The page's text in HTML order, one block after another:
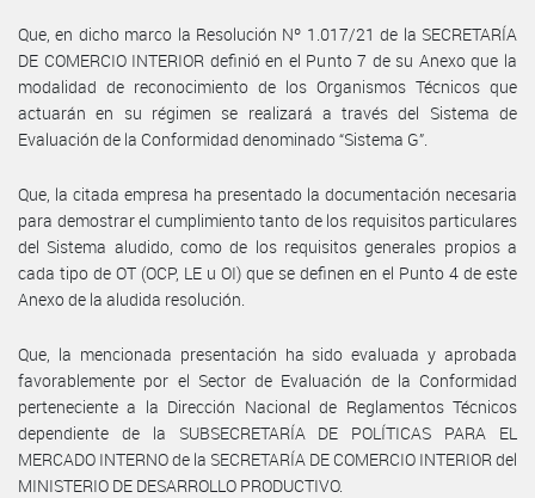
Que, en dicho marco la Resolución Nº 1.017/21 de la SECRETARÍA
DE COMERCIO INTERIOR definió en el Punto 7 de su Anexo que la
modalidad de reconocimiento de los Organismos Técnicos que
actuarán en su régimen se realizará a través del Sistema de
Evaluación de la Conformidad denominado “Sistema G”.
Que, la citada empresa ha presentado la documentación necesaria
para demostrar el cumplimiento tanto de los requisitos particulares
del Sistema aludido, como de los requisitos generales propios a
cada tipo de OT (OCP, LE u OI) que se definen en el Punto 4 de este
Anexo de la aludida resolución.
Que, la mencionada presentación ha sido evaluada y aprobada
favorablemente por el Sector de Evaluación de la Conformidad
perteneciente a la Dirección Nacional de Reglamentos Técnicos
dependiente de la SUBSECRETARÍA DE POLÍTICAS PARA EL
MERCADO INTERNO de la SECRETARÍA DE COMERCIO INTERIOR del
MINISTERIO DE DESARROLLO PRODUCTIVO.